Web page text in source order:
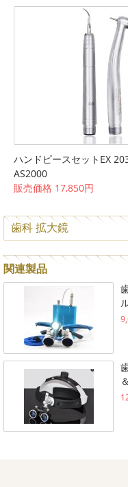
ハンドピースセットEX
AS2000
販売価格 17,850円
歯科 拡大鏡
関連製品